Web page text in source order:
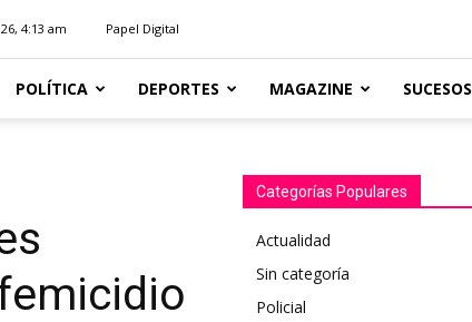
4:13 am Papel Digital
POLÍTICA DEPORTES MAGAZINE SUCESOS
Categorías Populares
Actualidad
Sin categoría
Policial